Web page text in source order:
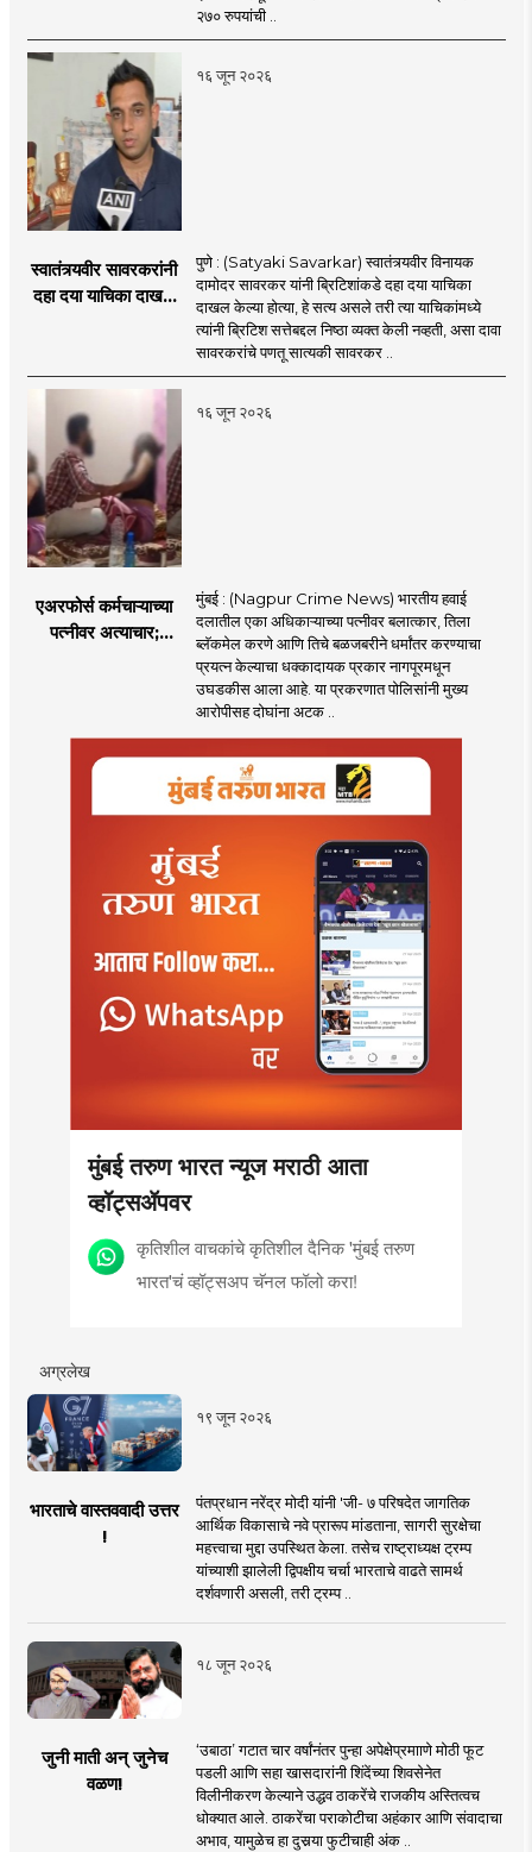
२७० रुपयांची ..
१६ जून २०२६
स्वातंत्र्यवीर सावरकरांनी
दहा दया याचिका दाखल
निष्ठा व्यक्त केली नाही’!
पणतू सात्यकी सावरकर
यांनी न्यायालयात सादर
केला दावा
पुणे : (Satyaki Savarkar) स्वातंत्र्यवीर विनायक
दामोदर सावरकर यांनी ब्रिटिशांकडे दहा दया याचिका
दाखल केल्या होत्या, हे सत्य असले तरी त्या याचिकांमध्ये
त्यांनी ब्रिटिश सत्तेबद्दल निष्ठा व्यक्त केली नव्हती, असा दावा
सावरकरांचे पणतू सात्यकी सावरकर ..
१६ जून २०२६
एअरफोर्स कर्मचाऱ्याच्या
पत्नीवर अत्याचार;
मुंबई : (Nagpur Crime News) भारतीय हवाई
दलातील एका अधिकाऱ्याच्या पत्नीवर बलात्कार, तिला
ब्लॅकमेल करणे आणि तिचे बळजबरीने धर्मांतर करण्याचा
प्रयत्न केल्याचा धक्कादायक प्रकार नागपूरमधून
उघडकीस आला आहे. या प्रकरणात पोलिसांनी मुख्य
आरोपीसह दोघांना अटक ..
मुंबई तरुण भारत न्यूज मराठी आता
व्हॉट्सॲपवर
कृतिशील वाचकांचे कृतिशील दैनिक 'मुंबई तरुण
भारत'चं व्हॉट्सअप चॅनल फॉलो करा!
अग्रलेख
१९ जून २०२६
भारताचे वास्तववादी उत्तर
!
पंतप्रधान नरेंद्र मोदी यांनी 'जी- ७ परिषदेत जागतिक
आर्थिक विकासाचे नवे प्रारूप मांडताना, सागरी सुरक्षेचा
महत्त्वाचा मुद्दा उपस्थित केला. तसेच राष्ट्राध्यक्ष ट्रम्प
यांच्याशी झालेली द्विपक्षीय चर्चा भारताचे वाढते सामर्थ
दर्शवणारी असली, तरी ट्रम्प ..
१८ जून २०२६
जुनी माती अन् जुनेच
वळण!
‘उबाठा’ गटात चार वर्षांनंतर पुन्हा अपेक्षेप्रमााणे मोठी फूट
पडली आणि सहा खासदारांनी शिंदेंच्या शिवसेनेत
विलीनीकरण केल्याने उद्धव ठाकरेंचे राजकीय अस्तित्वच
धोक्यात आले. ठाकरेंचा पराकोटीचा अहंकार आणि संवादाचा
अभाव, यामुळेच हा दुसर्‍या फुटीचाही अंक ..